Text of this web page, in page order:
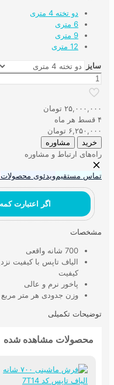
دو تخته 4 متری
6 متری
9 متری
12 متری
سایز
فرش
ماشینی
۷۰۰
شانه
الیاف
تاپس
کد
7T14
عدد
۲۵,۰۰۰,۰۰۰ تومان
۴ قسط هر ماه
۶,۲۵۰,۰۰۰ تومان
خرید مشاوره
راه‌های ارتباط و مشاوره
تماس مستقیمویدئوی محصولات
اگر اعتبارت
مشخصات
700 شانه واقعی
الیاف تاپس با کیفیت
کیفیت
پاخور نرم و عالی
وزن جدودی هر متر مربع 3/5 کیلو گرم نراکم بافت بالا
توضیحات تکمیلی
محصولات مشاهده شده